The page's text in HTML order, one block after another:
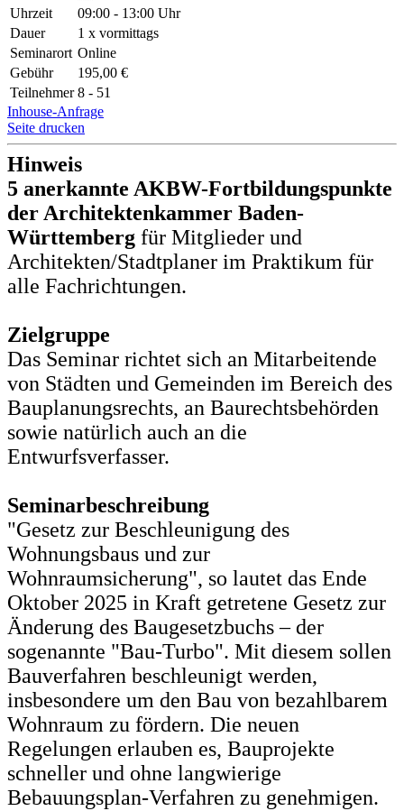
Uhrzeit
09:00 - 13:00 Uhr
Dauer
1 x vormittags
Seminarort Online
Gebühr
195,00 €
Teilnehmer 8 - 51
Inhouse-Anfrage
Seite drucken
Hinweis
5 anerkannte AKBW-Fortbildungspunkte
der Architektenkammer Baden-
Württemberg für Mitglieder und
Architekten/Stadtplaner im Praktikum für
alle Fachrichtungen.
Zielgruppe
Das Seminar richtet sich an Mitarbeitende
von Städten und Gemeinden im Bereich des
Bauplanungsrechts, an Baurechtsbehörden
sowie natürlich auch an die
Entwurfsverfasser.
Seminarbeschreibung
"Gesetz zur Beschleunigung des
Wohnungsbaus und zur
Wohnraumsicherung", so lautet das Ende
Oktober 2025 in Kraft getretene Gesetz zur
Änderung des Baugesetzbuchs – der
sogenannte "Bau-Turbo". Mit diesem sollen
Bauverfahren beschleunigt werden,
insbesondere um den Bau von bezahlbarem
Wohnraum zu fördern. Die neuen
Regelungen erlauben es, Bauprojekte
schneller und ohne langwierige
Bebauungsplan-Verfahren zu genehmigen.